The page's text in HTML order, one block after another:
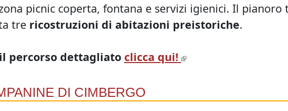
picnic coperta, fontana e servizi igienici. Il pianoro
tre ricostruzioni di abitazioni preistoriche.
percorso dettagliato clicca qui!
DI CIMBERGO